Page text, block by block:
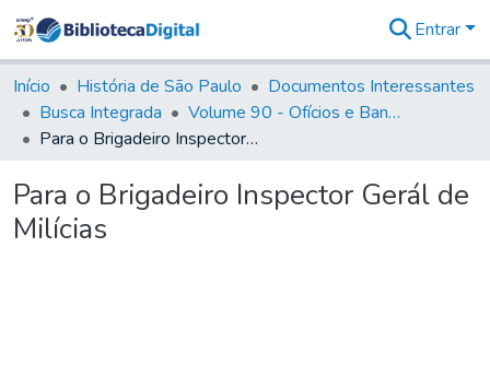
&
Coleções
Tudo na
Biblioteca
Estatísticas
Entrar
Início História de São Paulo
Documentos Interessantes
Busca Integrada
Volume 90 - Ofícios e Bandos do Capitão General, Conde de Palma, aos funcionários da Capitania (1814- 1817)
Para o Brigadeiro Inspector Gerál de Milícias
Para o Brigadeiro Inspector Gerál de
Milícias